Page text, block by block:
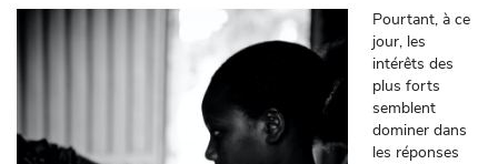
Pourtant, à ce
jour, les
intérêts des
plus forts
semblent
dominer dans
les réponses